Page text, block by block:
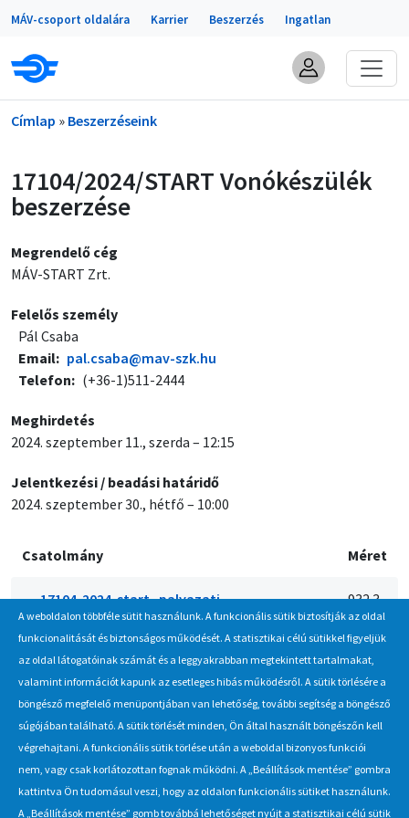
Ugrás a tartalomra
Portálok
MÁV-csoport oldalára Karrier Beszerzés Ingatlan
Morzsa
Címlap Beszerzéseink
17104/2024/START Vonókészülék
beszerzése
Megrendelő cég
MÁV-START Zrt.
Felelős személy
Pál Csaba
Email
pal.csaba@mav-szk.hu
Telefon
(+36-1)511-2444
Meghirdetés
2024. szeptember 11., szerda – 12:15
Jelentkezési / beadási határidő
2024. szeptember 30., hétfő – 10:00
Csatolmány Méret
17104-2024-start_palyazati-
felhivas_vonokeszulek_240911.pdf
932.3
KB
Hírlevél
Iratkozzon fel Beszerzés Hírlevél szolgáltatásunkra, hogy értesüljön
a MÁV-csoport által indított új beszerzési eljárásokról, anyag,
eszközértékesítési akciókról.
A weboldalon többféle sütit használunk. A funkcionális sütik biztosítják az oldal
funkcionalitását és biztonságos működését. A statisztikai célú sütikkel figyeljük
az oldal látogatóinak számát és a leggyakrabban megtekintett tartalmakat,
valamint információt kapunk az esetleges hibás működésről. A sütik törlésére a
böngésző megfelelő menüpontjában van lehetőség, további segítség a böngésző
súgójában található. A sütik törlését minden, Ön által használt böngészőn kell
végrehajtani. A funkcionális sütik törlése után a weboldal bizonyos funkciói
nem, vagy csak korlátozottan fognak működni. A „Beállítások mentése” gombra
kattintva Ön tudomásul veszi, hogy az oldalon funkcionális sütiket használunk.
A „Beállítások mentése” gomb továbbá lehetőséget nyújt a statisztikai célú sütik